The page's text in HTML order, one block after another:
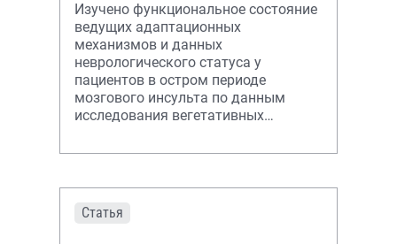
Изучено функциональное состояние
ведущих адаптационных
механизмов и данных
неврологического статуса у
пациентов в остром периоде
мозгового инсульта по данным
исследования вегетативных
цитиколином.
Статья